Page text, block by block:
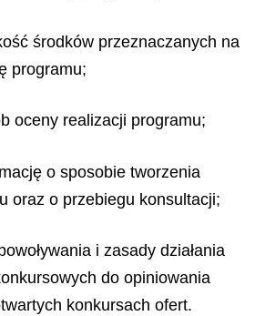
środków przeznaczanych na
programu;
oceny realizacji programu;
o sposobie tworzenia
oraz o przebiegu konsultacji;
i zasady działania
do opiniowania
konkursach ofert.